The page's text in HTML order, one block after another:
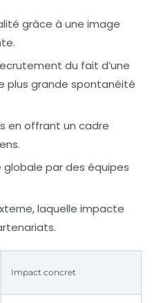
grâce à une image
du fait d’une
plus grande spontanéité
en offrant un cadre
globale par des équipes
, laquelle impacte
Impact concret